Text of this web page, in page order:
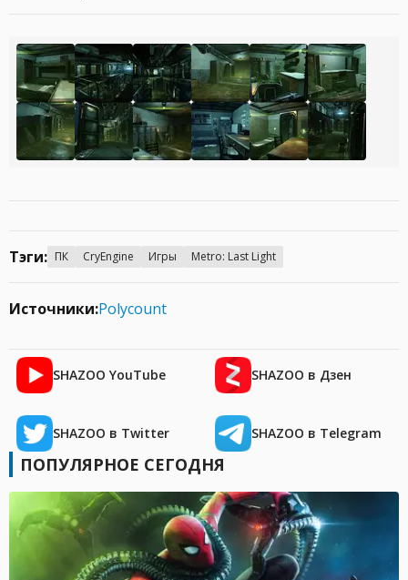
Тэги: ПК CryEngine Игры Metro: Last Light
Источники:Polycount
SHAZOO YouTube SHAZOO в Дзен
SHAZOO в Twitter SHAZOO в Telegram
ПОПУЛЯРНОЕ СЕГОДНЯ